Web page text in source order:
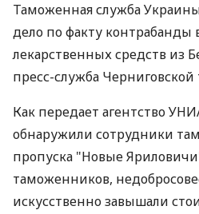
Таможенная служба
дело по факту контрабанды
лекарственных средств из
пресс-служба
Как передает агентство
обнаружили сотрудники
пропуска "Новые
таможенников,
искусственно завышали